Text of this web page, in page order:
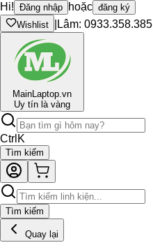
Hi! Đăng nhập hoặc đăng ký
Wishlist
Lâm: 0933.358.385
MainLaptop.vn
Uy tín là vàng
Ctrl K
Tìm kiếm
Tìm kiếm
Quay lại